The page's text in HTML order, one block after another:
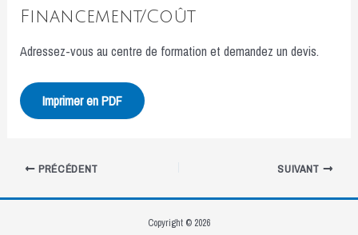
Financement/Coût
Adressez-vous au centre de formation et demandez un devis.
Imprimer en PDF
NavigationPRÉCÉDENT SUIVANT
Copyright © 2026